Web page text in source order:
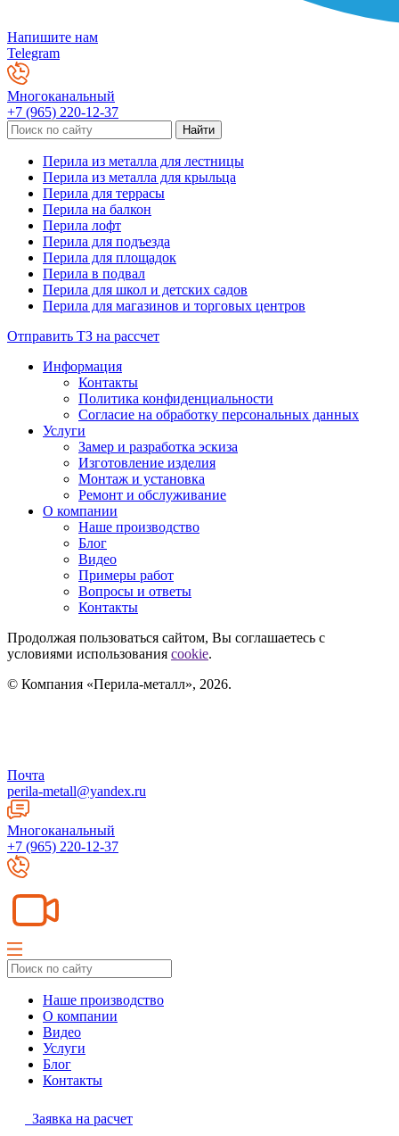
Напишите нам
Telegram
Многоканальный
+7 (965) 220-12-37
Перила из металла для лестницы
Перила из металла для крыльца
Перила для террасы
Перила на балкон
Перила лофт
Перила для подъезда
Перила для площадок
Перила в подвал
Перила для школ и детских садов
Перила для магазинов и торговых центров
Отправить ТЗ на рассчет
Информация
Контакты
Политика конфиденциальности
Согласие на обработку персональных данных
Услуги
Замер и разработка эскиза
Изготовление изделия
Монтаж и установка
Ремонт и обслуживание
О компании
Наше производство
Блог
Видео
Примеры работ
Вопросы и ответы
Контакты
Продолжая пользоваться сайтом, Вы соглашаетесь с
условиями использования cookie.
© Компания «Перила-металл», 2026.
Почта
perila-metall@yandex.ru
Многоканальный
+7 (965) 220-12-37
Наше производство
О компании
Видео
Услуги
Блог
Контакты
Заявка на расчет